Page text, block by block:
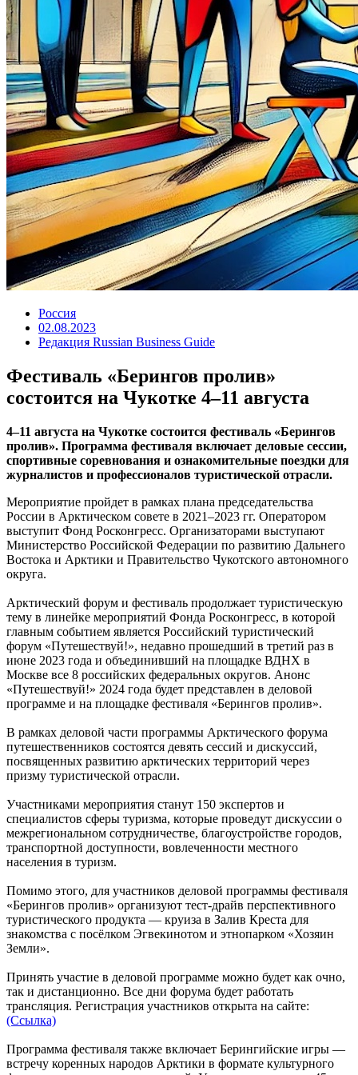
Россия
02.08.2023
Редакция Russian Business Guide
Фестиваль «Берингов пролив»
состоится на Чукотке 4–11 августа
4–11 августа на Чукотке состоится фестиваль «Берингов
пролив». Программа фестиваля включает деловые сессии,
спортивные соревнования и ознакомительные поездки для
журналистов и профессионалов туристической отрасли.
Мероприятие пройдет в рамках плана председательства
России в Арктическом совете в 2021–2023 гг. Оператором
выступит Фонд Росконгресс. Организаторами выступают
Министерство Российской Федерации по развитию Дальнего
Востока и Арктики и Правительство Чукотского автономного
округа.
Арктический форум и фестиваль продолжает туристическую
тему в линейке мероприятий Фонда Росконгресс, в которой
главным событием является Российский туристический
форум «Путешествуй!», недавно прошедший в третий раз в
июне 2023 года и объединивший на площадке ВДНХ в
Москве все 8 российских федеральных округов. Анонс
«Путешествуй!» 2024 года будет представлен в деловой
программе и на площадке фестиваля «Берингов пролив».
В рамках деловой части программы Арктического форума
путешественников состоятся девять сессий и дискуссий,
посвященных развитию арктических территорий через
призму туристической отрасли.
Участниками мероприятия станут 150 экспертов и
специалистов сферы туризма, которые проведут дискуссии о
межрегиональном сотрудничестве, благоустройстве городов,
транспортной доступности, вовлеченности местного
населения в туризм.
Помимо этого, для участников деловой программы фестиваля
«Берингов пролив» организуют тест-драйв перспективного
туристического продукта — круиза в Залив Креста для
знакомства с посёлком Эгвекинотом и этнопарком «Хозяин
Земли».
Принять участие в деловой программе можно будет как очно,
так и дистанционно. Все дни форума будет работать
трансляция. Регистрация участников открыта на сайте:
(Ссылка)
Программа фестиваля также включает Берингийские игры —
встречу коренных народов Арктики в формате культурного